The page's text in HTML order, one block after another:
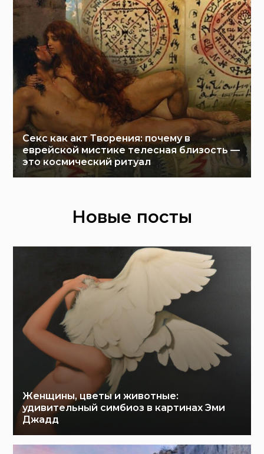
Секс как акт Творения: почему в
еврейской мистике телесная близость —
это космический ритуал
Новые посты
Женщины, цветы и животные:
удивительный симбиоз в картинах Эми
Джадд